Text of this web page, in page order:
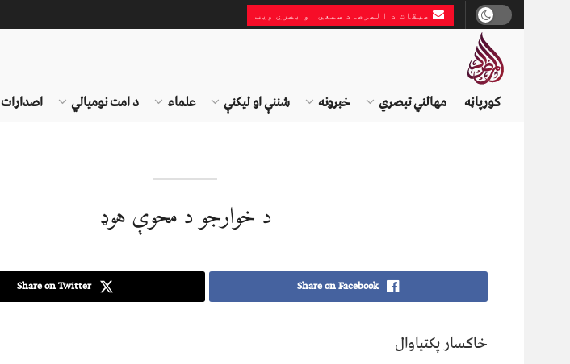
میقات د المرصاد سمعي او بصري ویب
کورپاڼه مهالني تبصري خبرونه شننې او لیکنې علماء د امت نومیالي اصدارات
د خوارجو د محوې هوډ
Share on Facebook
Share on Twitter
خاکسار پکتیاوال